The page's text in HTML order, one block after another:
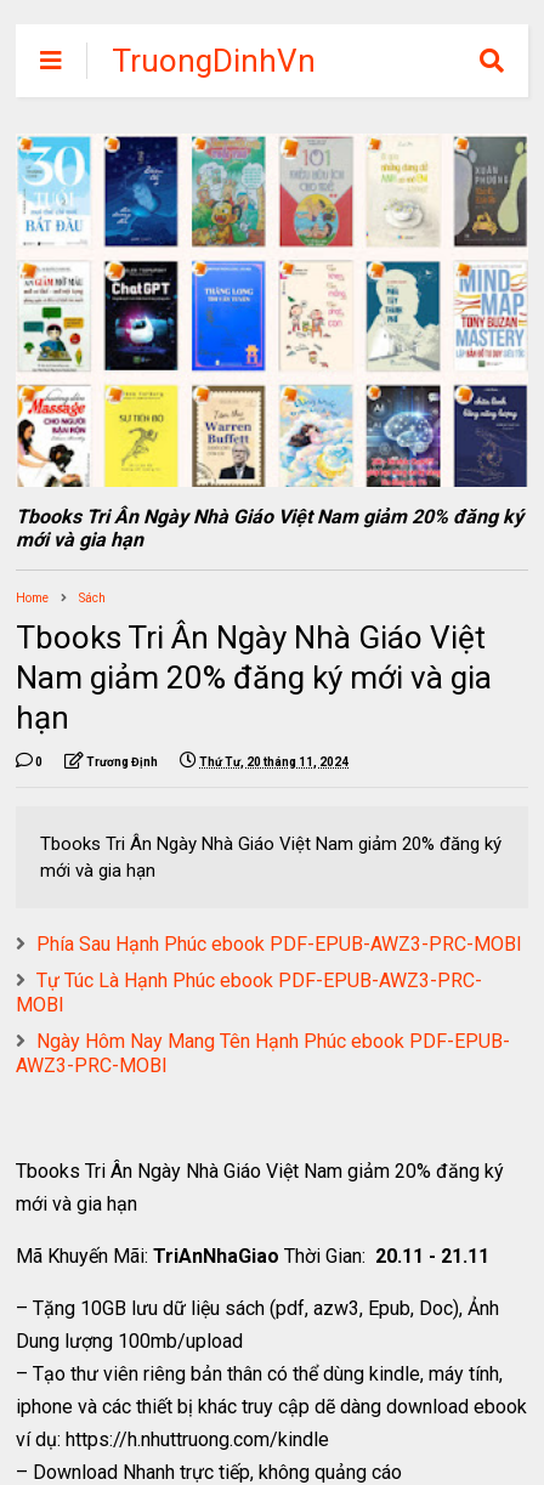
TruongDinhVn
Chia sẽ ebook,
các khóa học,
phần mềm học
tập miễn phí
Tbooks Tri Ân Ngày Nhà Giáo Việt Nam giảm 20% đăng ký
mới và gia hạn
Home Sách
Tbooks Tri Ân Ngày Nhà Giáo Việt
Nam giảm 20% đăng ký mới và gia
hạn
0 Trương Định Thứ Tư, 20 tháng 11, 2024
Tbooks Tri Ân Ngày Nhà Giáo Việt Nam giảm 20% đăng ký
mới và gia hạn
Phía Sau Hạnh Phúc ebook PDF-EPUB-AWZ3-PRC-MOBI
Tự Túc Là Hạnh Phúc ebook PDF-EPUB-AWZ3-PRC-
MOBI
Ngày Hôm Nay Mang Tên Hạnh Phúc ebook PDF-EPUB-
AWZ3-PRC-MOBI
Tbooks Tri Ân Ngày Nhà Giáo Việt Nam giảm 20% đăng ký
mới và gia hạn
Mã Khuyến Mãi:TriAnNhaGiao Thời Gian: 20.11 - 21.11
– Tặng 10GB lưu dữ liệu sách (pdf, azw3, Epub, Doc), Ảnh
Dung lượng 100mb/upload
– Tạo thư viên riêng bản thân có thể dùng kindle, máy tính,
iphone và các thiết bị khác truy cập dẽ dàng download ebook
ví dụ: https://h.nhuttruong.com/kindle
– Download Nhanh trực tiếp, không quảng cáo